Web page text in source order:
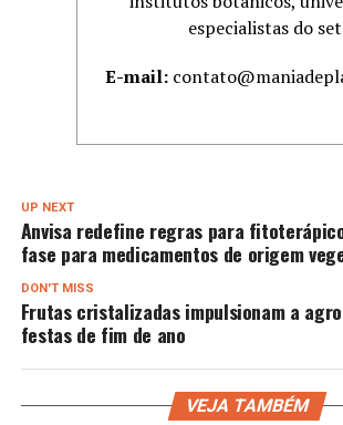
especialistas do
E-mail:
UP NEXT
Anvisa redefine regras para
fase para medicamentos de origem
DON'T MISS
Frutas cristalizadas impulsionam a
festas de fim de ano
VEJA TAMBÉM